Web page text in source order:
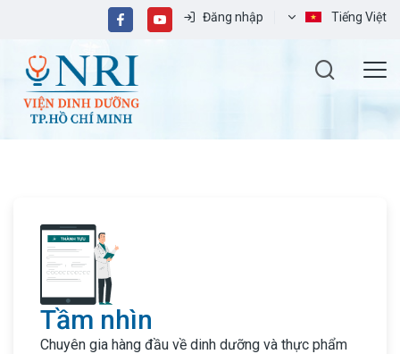
Đăng nhập Tiếng Việt
Tầm nhìn
Chuyên gia hàng đầu về dinh dưỡng và thực phẩm